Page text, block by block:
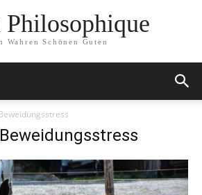
Philosophique
Wahren Schönen Guten